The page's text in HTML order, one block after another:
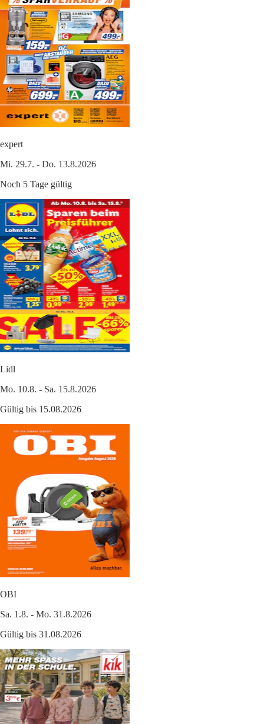
expert
Mi. 29.7. - Do. 13.8.2026
Noch 5 Tage gültig
Lidl
Mo. 10.8. - Sa. 15.8.2026
Gültig bis 15.08.2026
OBI
Sa. 1.8. - Mo. 31.8.2026
Gültig bis 31.08.2026